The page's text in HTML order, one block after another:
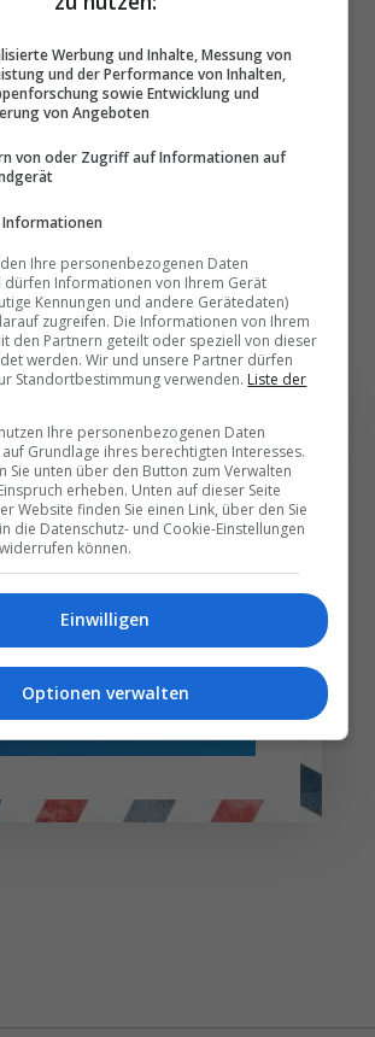
El Hekma (Ägypten).
Helsinki.
(Indien).
by Dominique Crenn, Beverly Hills.
León, Kapstadt.
wichtigsten und
News direkt in
Postfach
wöchentlich, mit mehr Insights oder
Werbung und Inhalte, Messung von
und der Performance von Inhalten,
sowie Entwicklung und
von Angeboten
von oder Zugriff auf Informationen auf
Ihre personenbezogenen Daten
Informationen von Ihrem Gerät
Kennungen und andere Gerätedaten)
zugreifen. Die Informationen von Ihrem
den Partnern geteilt oder speziell von dieser
werden. Wir und unsere Partner dürfen
Standortbestimmung verwenden. Liste der
Ihre personenbezogenen Daten
Grundlage ihres berechtigten Interesses.
Sie unten über den Button zum Verwalten
erheben. Unten auf dieser Seite
Website finden Sie einen Link, über den Sie
die Datenschutz- und Cookie-Einstellungen
können.
Einwilligen
Optionen verwalten